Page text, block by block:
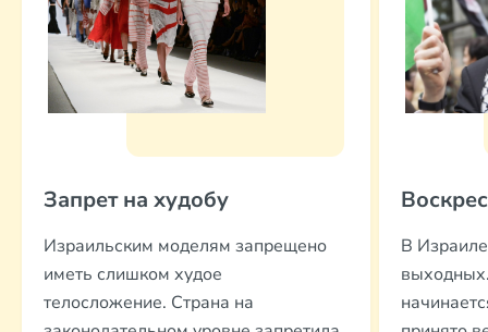
Запрет на худобу
Израильским моделям запрещено
иметь слишком худое
телосложение. Страна на
В